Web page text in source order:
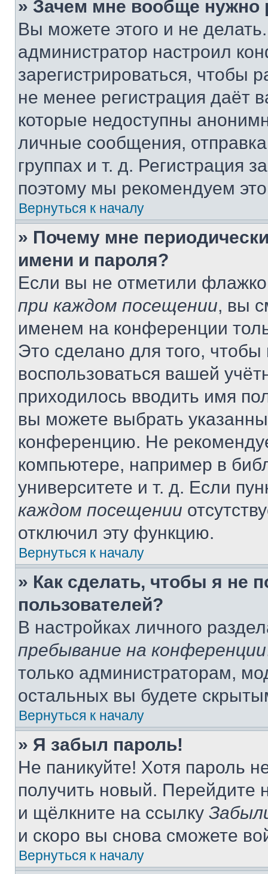
» Зачем мне вообще нужно
Вы можете этого и не
администратор настроил
зарегистрироваться, чтобы
не менее регистрация даёт
которые недоступны
личные сообщения,
группах и т. д. Регистрация
поэтому мы рекомендуем
Вернуться к началу
» Почему мне
имени и пароля?
Если вы не отметили
при каждом посещении, вы
именем на конференции
Это сделано для того, чтобы
воспользоваться вашей
приходилось вводить имя
вы можете выбрать
конференцию. Не
компьютере, например в
университете и т. д. Если
каждом посещении
отключил эту функцию.
Вернуться к началу
» Как сделать, чтобы я не
пользователей?
В настройках личного
пребывание на конференции
только администраторам,
остальных вы будете
Вернуться к началу
» Я забыл пароль!
Не паникуйте! Хотя пароль
получить новый. Перейдите
и щёлкните на ссылку
и скоро вы снова сможете
Вернуться к началу